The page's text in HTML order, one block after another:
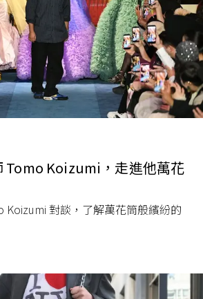
Tomo Koizumi，走進他萬花
Koizumi 對談，了解萬花筒般繽紛的